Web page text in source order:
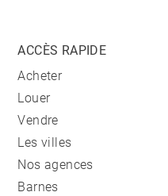
ACCÈS RAPIDE
Acheter
Louer
Vendre
Les villes
Nos agences
Barnes